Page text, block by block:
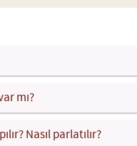
mı?
Nasıl parlatılır?